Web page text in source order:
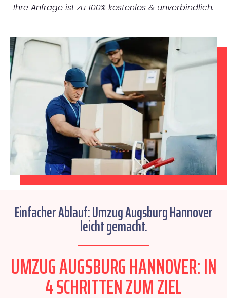
Ihre Anfrage ist zu 100% kostenlos & unverbindlich.
Einfacher Ablauf: Umzug Augsburg Hannover
leicht gemacht.
UMZUG AUGSBURG HANNOVER: IN
4 SCHRITTEN ZUM ZIEL